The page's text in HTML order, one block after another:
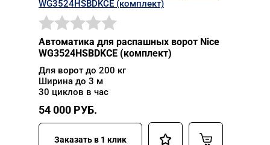
Автоматика для распашных ворот Nice
WG3524HSBDKCE (комплект)
Для ворот до 200 кг
Ширина до 3 м
30 циклов в час
54 000 РУБ.
Заказать в 1 клик